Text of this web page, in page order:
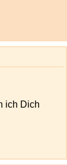
ich Dich